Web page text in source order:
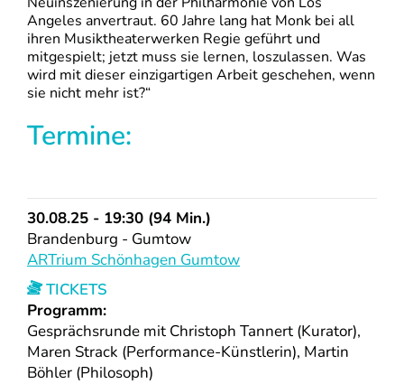
Angeles anvertraut. 60 Jahre lang hat Monk bei all
ihren Musiktheaterwerken Regie geführt und
mitgespielt; jetzt muss sie lernen, loszulassen. Was
wird mit dieser einzigartigen Arbeit geschehen, wenn
sie nicht mehr ist?“
Termine:
30.08.25 - 19:30 (94 Min.)
Brandenburg - Gumtow
ARTrium Schönhagen Gumtow
TICKETS
Programm:
Gesprächsrunde mit Christoph Tannert (Kurator),
Maren Strack (Performance-Künstlerin), Martin
Böhler (Philosoph)